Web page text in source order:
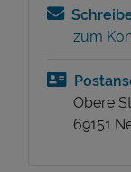
zum
Obere
69151